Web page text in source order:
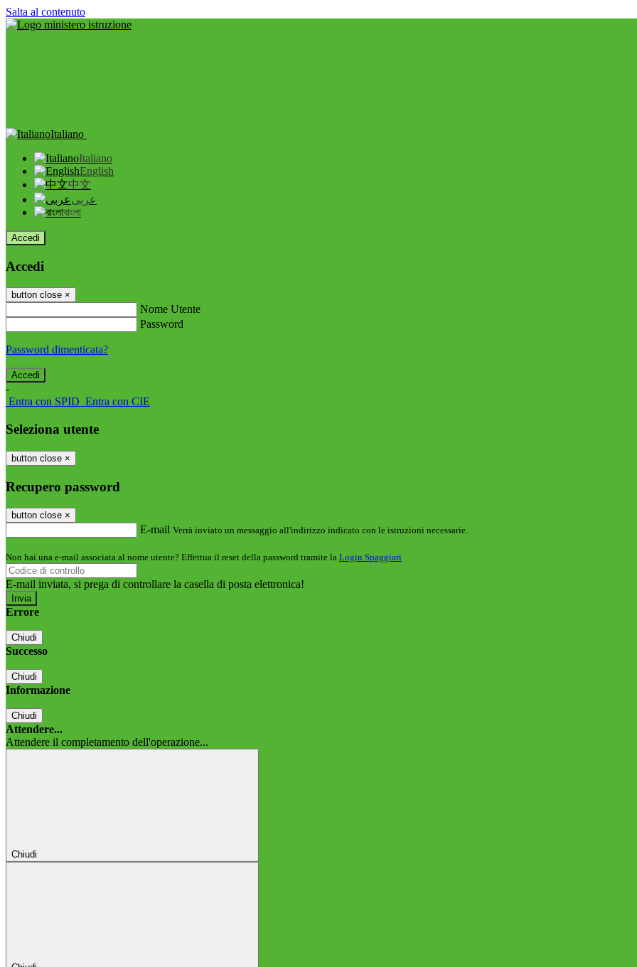
Salta al contenuto
Italiano
Italiano
English
中文
عربى
বাংলা
Accedi
Accedi
button close ×
Nome Utente
Password
Password dimenticata?
-
Entra con SPID Entra con CIE
Seleziona utente
button close ×
Recupero password
button close ×
E-mail Verrà inviato un messaggio all'indirizzo indicato con le istruzioni necessarie.
Non hai una e-mail associata al nome utente? Effettua il reset della password tramite la Login Spaggiari
E-mail inviata, si prega di controllare la casella di posta elettronica!
Errore
Chiudi
Successo
Chiudi
Informazione
Chiudi
Attendere...
Attendere il completamento dell'operazione...
Chiudi